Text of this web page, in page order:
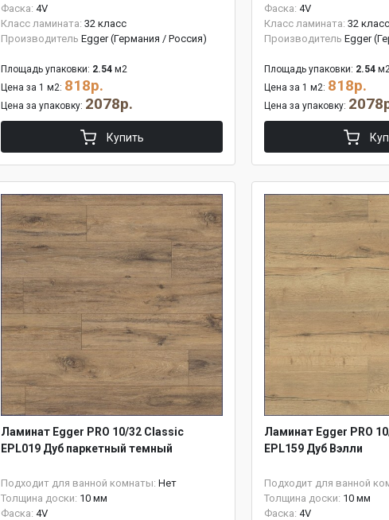
Фаска: 4V
Класс ламината: 32 класс
Производитель Egger (Германия / Россия)
Площадь упаковки: 2.54 м2
Цена за 1 м2: 818р.
Цена за упаковку: 2078р.
Купить
Фаска: 4V
Класс ламината: 32 класс
Производитель Egger
Площадь упаковки: 2.54
Цена за 1 м2: 818р.
Цена за упаковку:
Ламинат Egger PRO 10/32 Classic
EPL019 Дуб паркетный темный
Подходит для ванной комнаты: Нет
Толщина доски: 10 мм
Фаска: 4V
Ламинат Egger PRO
EPL159 Дуб Вэлли
Подходит для ванной
Толщина доски: 10 мм
Фаска: 4V